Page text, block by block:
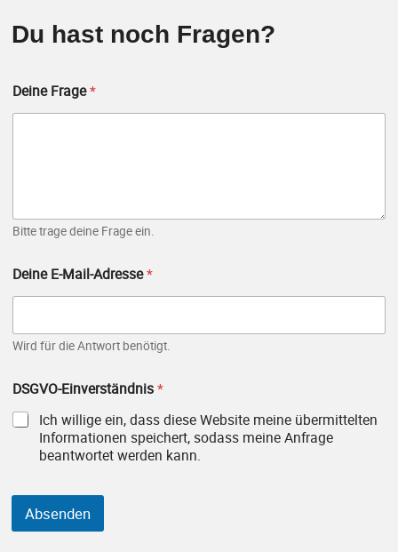
Du hast noch Fragen?
Deine Frage*
Bitte trage deine Frage ein.
e
i
e
E
M
a
i
l
r
s
Deine E-Mail-Adresse*
Wird für die Antwort benötigt.
DSGVO-Einverständnis*
Ich willige ein, dass diese Website meine übermittelten
Informationen speichert, sodass meine Anfrage
beantwortet werden kann.
Absenden